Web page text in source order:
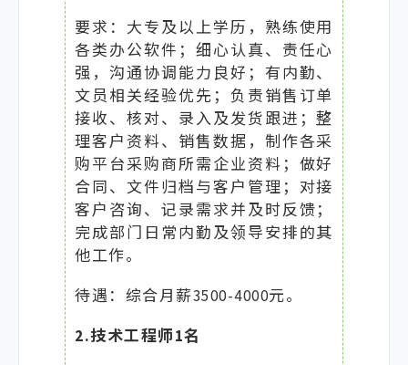
要求：大专及以上学历，熟练使用
各类办公软件；细心认真、责任心
强，沟通协调能力良好；有内勤、
文员相关经验优先；负责销售订单
接收、核对、录入及发货跟进；整
理客户资料、销售数据，制作各采
购平台采购商所需企业资料；做好
合同、文件归档与客户管理；对接
客户咨询、记录需求并及时反馈；
完成部门日常内勤及领导安排的其
他工作。
待遇：综合月薪3500-4000元。
2.技术工程师1名